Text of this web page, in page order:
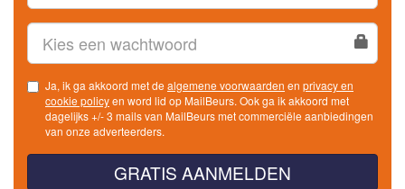
Ja, ik ga akkoord met de algemene voorwaarden en privacy en
cookie policy
dagelijks +/- 3 mails van MailBeurs met commerciële aanbiedingen
van onze adverteerders.
GRATIS AANMELDEN